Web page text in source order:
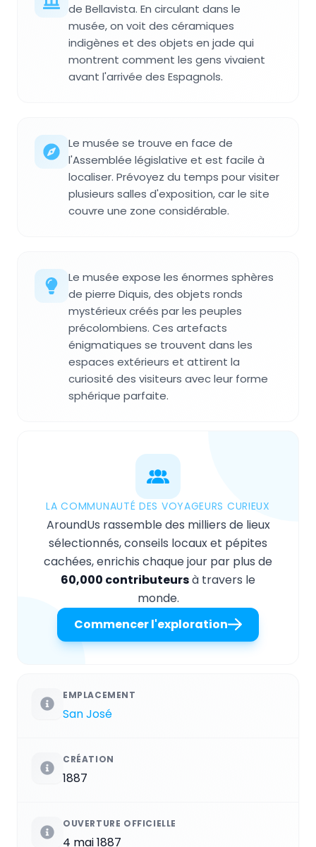
de Bellavista. En circulant dans le
musée, on voit des céramiques
indigènes et des objets en jade qui
montrent comment les gens vivaient
avant l'arrivée des Espagnols.
Le musée se trouve en face de
l'Assemblée législative et est facile à
localiser. Prévoyez du temps pour visiter
plusieurs salles d'exposition, car le site
couvre une zone considérable.
Le musée expose les énormes sphères
de pierre Diquis, des objets ronds
mystérieux créés par les peuples
précolombiens. Ces artefacts
énigmatiques se trouvent dans les
espaces extérieurs et attirent la
curiosité des visiteurs avec leur forme
sphérique parfaite.
LA COMMUNAUTÉ DES VOYAGEURS CURIEUX
AroundUs rassemble des milliers de lieux
sélectionnés, conseils locaux et pépites
cachées, enrichis chaque jour par plus de
60,000 contributeursà travers le
monde.
Commencer l'exploration
EMPLACEMENT
San José
CRÉATION
1887
OUVERTURE OFFICIELLE
4 mai 1887